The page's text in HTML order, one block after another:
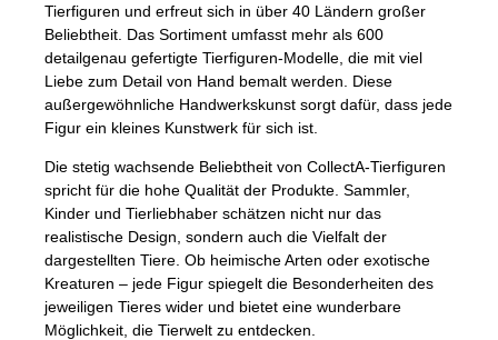
Tierfiguren und erfreut sich in über 40 Ländern großer
Beliebtheit. Das Sortiment umfasst mehr als 600
detailgenau gefertigte Tierfiguren-Modelle, die mit viel
Liebe zum Detail von Hand bemalt werden. Diese
außergewöhnliche Handwerkskunst sorgt dafür, dass jede
Figur ein kleines Kunstwerk für sich ist.
Die stetig wachsende Beliebtheit von CollectA-Tierfiguren
spricht für die hohe Qualität der Produkte. Sammler,
Kinder und Tierliebhaber schätzen nicht nur das
realistische Design, sondern auch die Vielfalt der
dargestellten Tiere. Ob heimische Arten oder exotische
Kreaturen – jede Figur spiegelt die Besonderheiten des
jeweiligen Tieres wider und bietet eine wunderbare
Möglichkeit, die Tierwelt zu entdecken.